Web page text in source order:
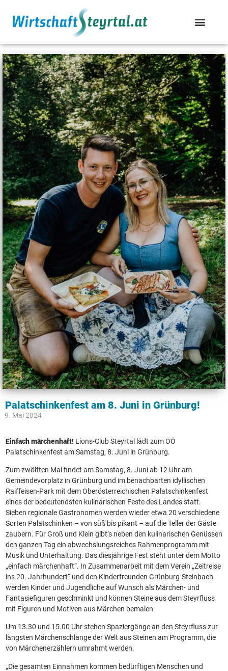
Palatschinkenfest am 8. Juni in Grünburg!
9. Mai 2024
Einfach märchenhaft! Lions-Club Steyrtal lädt zum OÖ
Palatschinkenfest am Samstag, 8. Juni in Grünburg.
Zum zwölften Mal findet am Samstag, 8. Juni ab 12 Uhr am
Gemeindevorplatz in Grünburg und im benachbarten idyllischen
Raiffeisen-Park mit dem Oberösterreichischen Palatschinkenfest
eines der bedeutendsten kulinarischen Feste des Landes statt.
Sieben regionale Gastronomen werden wieder etwa 20 verschiedene
Sorten Palatschinken – von süß bis pikant – auf die Teller der Gäste
zaubern. Für Groß und Klein gibt’s neben den kulinarischen Genüssen
den ganzen Tag ein abwechslungsreiches Rahmenprogramm mit
Musik und Unterhaltung. Das diesjährige Fest steht unter dem Motto
„einfach märchenhaft“. In Zusammenarbeit mit dem Verein „Zeitreise
ins 20. Jahrhundert“ und den Kinderfreunden Grünburg-Steinbach
werden Kinder und Jugendliche auf Wunsch als Märchen- und
Fantasiefiguren geschminkt und können Steine aus dem Steyrfluss
mit Figuren und Motiven aus Märchen bemalen.
Um 13.30 und 15.00 Uhr stehen Spaziergänge an den Steyrfluss zur
längsten Märchenschlange der Welt aus Steinen am Programm, die
von Märchenerzählern umrahmt werden.
„Die gesamten Einnahmen kommen bedürftigen Menschen und